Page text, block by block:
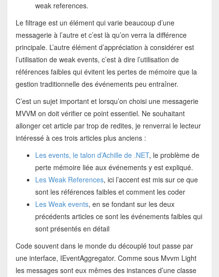
weak references.
Le filtrage est un élément qui varie beaucoup d’une
messagerie à l’autre et c’est là qu’on verra la différence
principale. L’autre élément d’appréciation à considérer est
l’utilisation de weak events, c’est à dire l’utilisation de
références faibles qui évitent les pertes de mémoire que la
gestion traditionnelle des événements peu entraîner.
C’est un sujet important et lorsqu’on choisi une messagerie
MVVM on doit vérifier ce point essentiel. Ne souhaitant
allonger cet article par trop de redites, je renverrai le lecteur
intéressé à ces trois articles plus anciens :
Les events, le talon d’Achille de .NET, le problème de
perte mémoire liée aux événements y est expliqué.
Les Weak References, ici l’accent est mis sur ce que
sont les références faibles et comment les coder
Les Weak events, en se fondant sur les deux
précédents articles ce sont les événements faibles qui
sont présentés en détail
Code souvent dans le monde du découplé tout passe par
une interface, IEventAggregator. Comme sous Mvvm Light
les messages sont eux mêmes des instances d’une classe